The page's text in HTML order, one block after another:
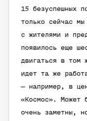
15 безуспешных
только сейчас
с жителями и
появилось еще
двигаться в том
идет та же
— например, в
«Космос». Может
очень заметны,